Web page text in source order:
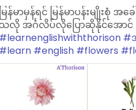
ြန်မာမှန်ရင် မြန်မာပန်းမျိုးစုံ
လို အင်္ဂလိပ်လိုပြောဆိုနိုင်အောင်
#
#english #flowers